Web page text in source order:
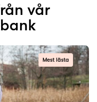
vår
Mest lästa